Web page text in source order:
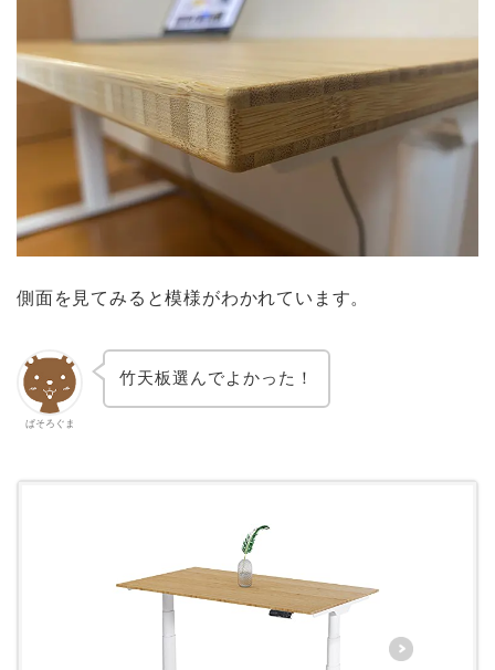
側面を見てみると模様がわかれています。
ぱそろぐま
竹天板選んでよかった！